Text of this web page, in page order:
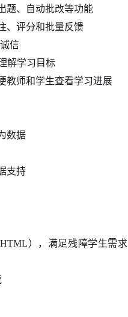
题、自动批改等功能
、评分和批量反馈
信
解学习目标
教师和学生查看学习进展
数据
支持
），满足残障学生需求